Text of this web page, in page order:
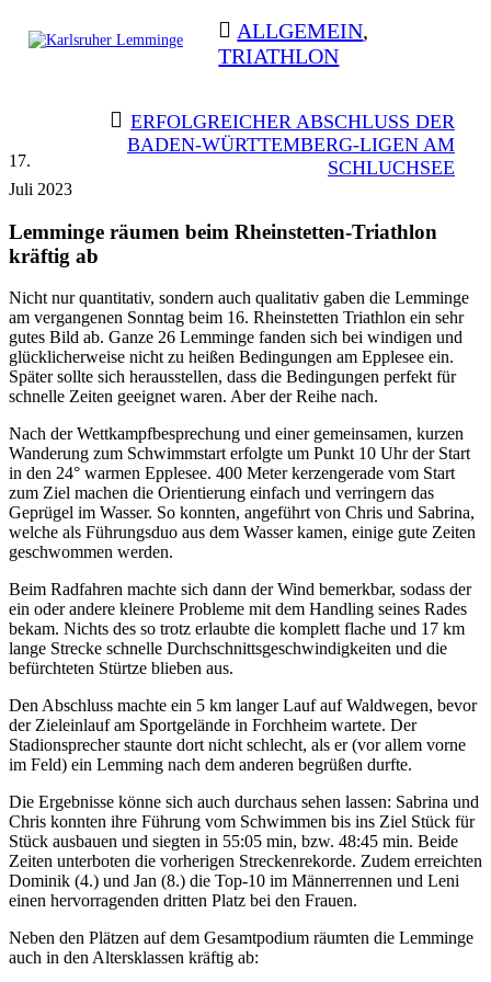
ALLGEMEIN,
TRIATHLON
BEITRAGSNAVIGATION
ERFOLGREICHER ABSCHLUSS DER
BADEN-WÜRTTEMBERG-LIGEN AM
SCHLUCHSEE
17.
Juli 2023
Lemminge räumen beim Rheinstetten-Triathlon
kräftig ab
Nicht nur quantitativ, sondern auch qualitativ gaben die Lemminge
am vergangenen Sonntag beim 16. Rheinstetten Triathlon ein sehr
gutes Bild ab. Ganze 26 Lemminge fanden sich bei windigen und
glücklicherweise nicht zu heißen Bedingungen am Epplesee ein.
Später sollte sich herausstellen, dass die Bedingungen perfekt für
schnelle Zeiten geeignet waren. Aber der Reihe nach.
Nach der Wettkampfbesprechung und einer gemeinsamen, kurzen
Wanderung zum Schwimmstart erfolgte um Punkt 10 Uhr der Start
in den 24° warmen Epplesee. 400 Meter kerzengerade vom Start
zum Ziel machen die Orientierung einfach und verringern das
Geprügel im Wasser. So konnten, angeführt von Chris und Sabrina,
welche als Führungsduo aus dem Wasser kamen, einige gute Zeiten
geschwommen werden.
Beim Radfahren machte sich dann der Wind bemerkbar, sodass der
ein oder andere kleinere Probleme mit dem Handling seines Rades
bekam. Nichts des so trotz erlaubte die komplett flache und 17 km
lange Strecke schnelle Durchschnittsgeschwindigkeiten und die
befürchteten Stürtze blieben aus.
Den Abschluss machte ein 5 km langer Lauf auf Waldwegen, bevor
der Zieleinlauf am Sportgelände in Forchheim wartete. Der
Stadionsprecher staunte dort nicht schlecht, als er (vor allem vorne
im Feld) ein Lemming nach dem anderen begrüßen durfte.
Die Ergebnisse könne sich auch durchaus sehen lassen: Sabrina und
Chris konnten ihre Führung vom Schwimmen bis ins Ziel Stück für
Stück ausbauen und siegten in 55:05 min, bzw. 48:45 min. Beide
Zeiten unterboten die vorherigen Streckenrekorde. Zudem erreichten
Dominik (4.) und Jan (8.) die Top-10 im Männerrennen und Leni
einen hervorragenden dritten Platz bei den Frauen.
Neben den Plätzen auf dem Gesamtpodium räumten die Lemminge
auch in den Altersklassen kräftig ab: